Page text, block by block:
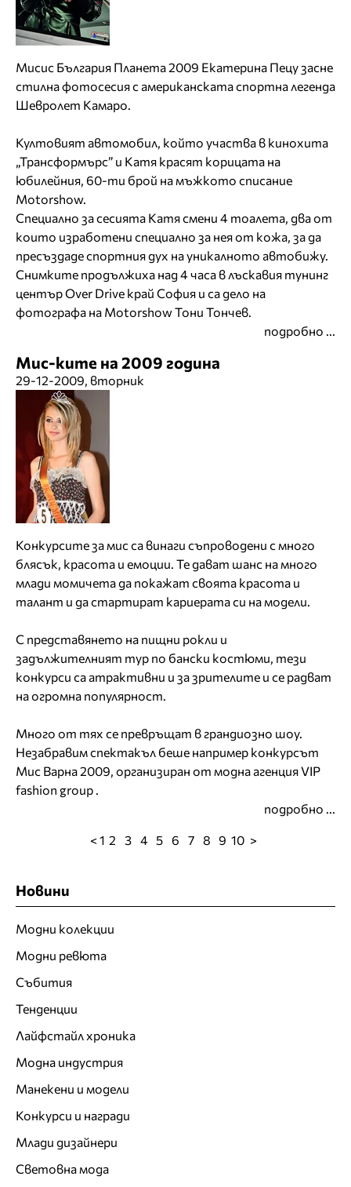
Мисис България Планета 2009 Екатерина Пецу засне
стилна фотосесия с американската спортна легенда
Шевролет Камаро.
Култовият автомобил, който участва в кинохита
„Трансформърс” и Катя красят корицата на
юбилейния, 60-ти брой на мъжкото списание
Motorshow.
Специално за сесията Катя смени 4 тоалета, два от
които изработени специално за нея от кожа, за да
пресъздаде спортния дух на уникалното автобижу.
Снимките продължиха над 4 часа в лъскавия тунинг
център Over Drive край София и са дело на
фотографа на Motorshow Тони Тончев.
подробно ...
Мис-ките на 2009 година
29-12-2009, вторник
Конкурсите за мис са винаги съпроводени с много
блясък, красота и емоции. Те дават шанс на много
млади момичета да покажат своята красота и
талант и да стартират кариерата си на модели.
С представянето на пищни рокли и
задължителният тур по бански костюми, тези
конкурси са атрактивни и за зрителите и се радват
на огромна популярност.
Много от тях се превръщат в грандиозно шоу.
Незабравим спектакъл беше например конкурсът
Мис Варна 2009 , организиран от модна агенция VIP
fashion group .
подробно ...
< 1 2 3 4 5 6 7 8 9 10 >
Новини
Модни колекции
Модни ревюта
Събития
Тенденции
Лайфстайл хроника
Модна индустрия
Манекени и модели
Конкурси и награди
Млади дизайнери
Световна мода